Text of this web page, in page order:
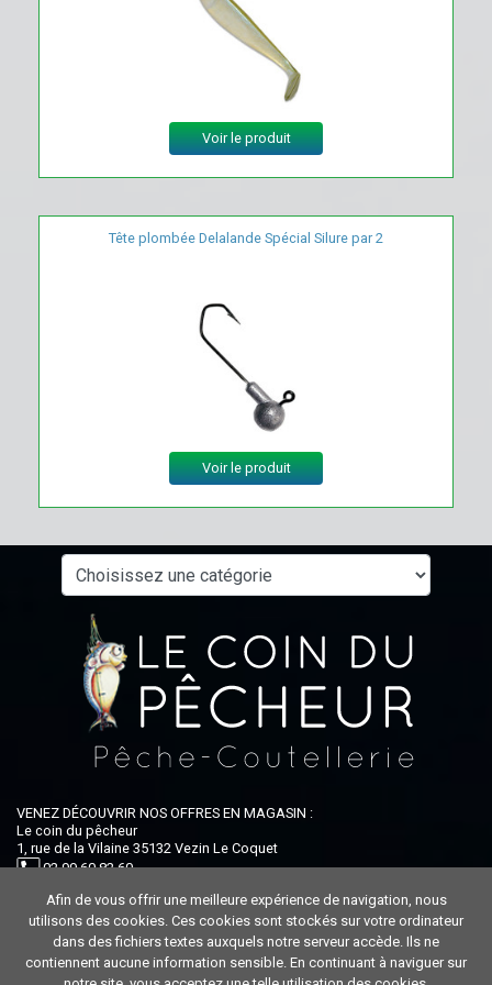
Voir le produit
Tête plombée Delalande Spécial Silure par 2
Voir le produit
VENEZ DÉCOUVRIR NOS OFFRES EN MAGASIN :
Le coin du pêcheur
1, rue de la Vilaine 35132 Vezin Le Coquet
02 99 60 82 60
Ouvert du lundi au samedi : 9h-12h30 / 14h-19h
Afin de vous offrir une meilleure expérience de navigation, nous
utilisons des cookies. Ces cookies sont stockés sur votre ordinateur
dans des fichiers textes auxquels notre serveur accède. Ils ne
contiennent aucune information sensible. En continuant à naviguer sur